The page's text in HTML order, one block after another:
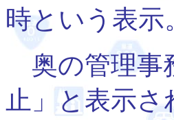
時という表示
奥の管理事
止」と表示